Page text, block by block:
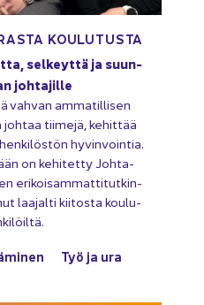
KOU­LU­TUS­TA
sel­keyt­tä ja suun­
joh­ta­jil­le
vah­van am­ma­til­li­sen
joh­taa tii­me­jä, ke­hit­tää
hy­vin­voin­tia.
on ke­hi­tet­ty Joh­ta­
eri­koi­sam­mat­ti­tut­kin­
laa­jal­ti kii­tos­ta kou­lu­
Työ ja ura